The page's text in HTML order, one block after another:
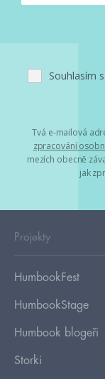
Souhlasím s
Tvá e-mailová
zpracování
mezích obecně
jak
Projekty
HumbookFest
HumbookStage
Humbook blogeři
Storki